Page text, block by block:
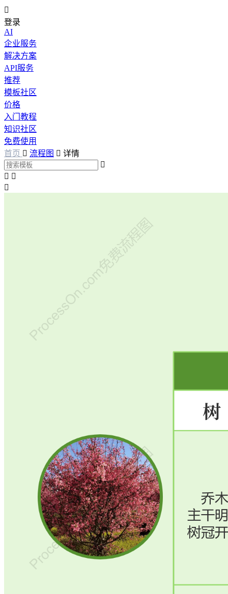

登录
AI
企业服务
解决方案
API服务
推荐
模板社区
价格
入门教程
知识社区
免费使用
首页  流程图  详情

 
